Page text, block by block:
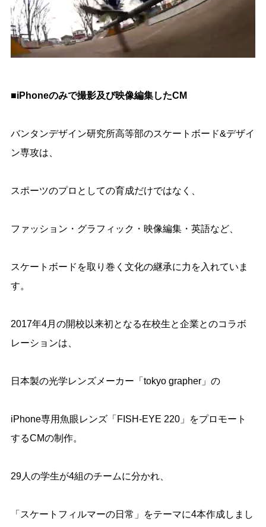
■iPhoneのみで撮影及び映像編集したCM
バンタンデザイン研究所高等部のスケートボード&デザイ
ン専攻は、
スポーツのプロとしての育成だけではなく、
ファッション・グラフィック・映像編集・英語など、
スケートボードを取り巻く文化の継承に力を入れていま
す。
2017年4月の開校以来初となる在校生と企業とのコラボ
レーションは、
日本製の光学レンズメーカー「tokyo grapher」の
iPhone専用魚眼レンズ「FISH-EYE 220」をプロモート
するCMの制作。
29人の学生が4組のチームに分かれ、
「スケートフィルマーの日常」をテーマに4本作成しまし